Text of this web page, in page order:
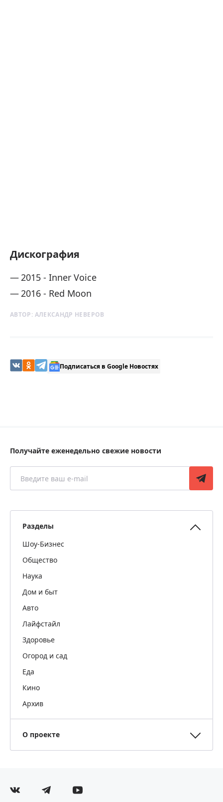
Дискография
2015 - Inner Voice
2016 - Red Moon
АВТОР: АЛЕКСАНДР НЕВЕРОВ
Подписаться в Google Новостях
Получайте еженедельно свежие новости
Разделы
Шоу-Бизнес
Общество
Наука
Дом и быт
Авто
Лайфстайл
Здоровье
Огород и сад
Еда
Кино
Архив
О проекте